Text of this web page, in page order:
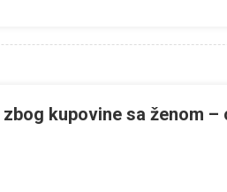
kupovine sa ženom –